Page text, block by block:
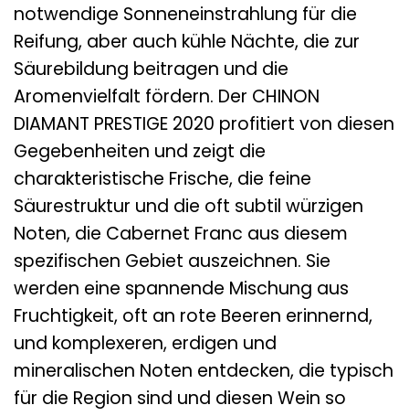
notwendige Sonneneinstrahlung für die
Reifung, aber auch kühle Nächte, die zur
Säurebildung beitragen und die
Aromenvielfalt fördern. Der CHINON
DIAMANT PRESTIGE 2020 profitiert von diesen
Gegebenheiten und zeigt die
charakteristische Frische, die feine
Säurestruktur und die oft subtil würzigen
Noten, die Cabernet Franc aus diesem
spezifischen Gebiet auszeichnen. Sie
werden eine spannende Mischung aus
Fruchtigkeit, oft an rote Beeren erinnernd,
und komplexeren, erdigen und
mineralischen Noten entdecken, die typisch
für die Region sind und diesen Wein so